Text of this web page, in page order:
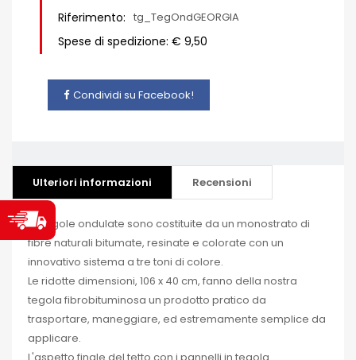
Riferimento: tg_TegOndGEORGIA
Spese di spedizione: € 9,50
Condividi su Facebook!
Ulteriori informazioni Recensioni
Le tegole ondulate sono costituite da un monostrato di
fibre naturali bitumate, resinate e colorate con un
innovativo sistema a tre toni di colore.
Le ridotte dimensioni, 106 x 40 cm, fanno della nostra
tegola fibrobituminosa un prodotto pratico da
trasportare, maneggiare, ed estremamente semplice da
applicare.
L'aspetto finale del tetto con i pannelli in tegola